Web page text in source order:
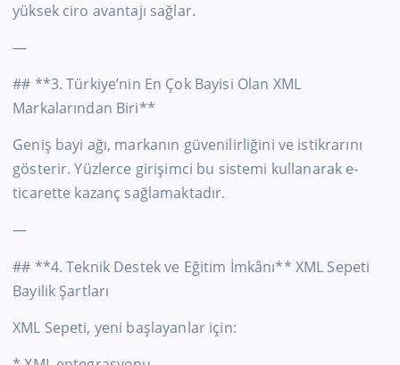
yüksek ciro avantajı sağlar.
—
## **3. Türkiye’nin En Çok Bayisi Olan XML
Markalarından Biri**
Geniş bayi ağı, markanın güvenilirliğini ve istikrarını
gösterir. Yüzlerce girişimci bu sistemi kullanarak e-
ticarette kazanç sağlamaktadır.
—
## **4. Teknik Destek ve Eğitim İmkânı** XML Sepeti
Bayilik Şartları
XML Sepeti, yeni başlayanlar için: